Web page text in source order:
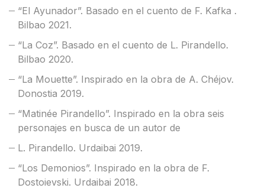
“El Ayunador”. Basado en el cuento de F. Kafka .
Bilbao 2021.
“La Coz”. Basado en el cuento de L. Pirandello.
Bilbao 2020.
“La Mouette”. Inspirado en la obra de A. Chéjov.
Donostia 2019.
“Matinée Pirandello”. Inspirado en la obra seis
personajes en busca de un autor de
L. Pirandello. Urdaibai 2019.
“Los Demonios”. Inspirado en la obra de F.
Dostoievski. Urdaibai 2018.